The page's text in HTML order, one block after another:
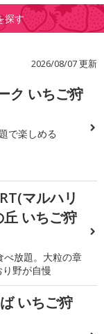
探す
2026/08/07 更新
ク いちご狩
で楽しめる
マルハリ
いちご狩
べ放題。大粒の章
野が自慢
いちご狩